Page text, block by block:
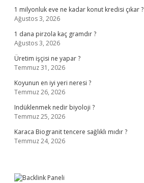
1 milyonluk eve ne kadar konut kredisi çıkar ?
Ağustos 3, 2026
1 dana pirzola kaç gramdır ?
Ağustos 3, 2026
Üretim işçisi ne yapar ?
Temmuz 31, 2026
Koyunun en iyi yeri neresi ?
Temmuz 26, 2026
Indüklenmek nedir biyoloji ?
Temmuz 25, 2026
Karaca Biogranit tencere sağlıklı mıdır ?
Temmuz 24, 2026